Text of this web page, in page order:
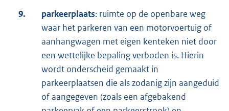
9. parkeerplaats: ruimte op de openbare weg
waar het parkeren van een motorvoertuig of
aanhangwagen met eigen kenteken niet door
een wettelijke bepaling verboden is. Hierin
wordt onderscheid gemaakt in
parkeerplaatsen die als zodanig zijn aangeduid
of aangegeven (zoals een afgebakend